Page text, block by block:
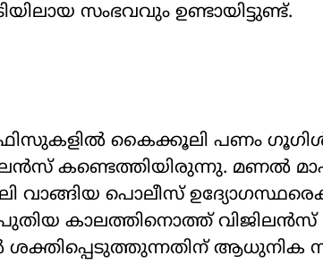
സംഭവവും ഉണ്ടായിട്ടുണ്ട്.
കൈക്കൂലി പണം ഗൂഗിൾ
കണ്ടെത്തിയിരുന്നു. മണൽ
വാങ്ങിയ പൊലീസ്
കാലത്തിനൊത്ത് വിജിലൻസ്
ആധുനിക